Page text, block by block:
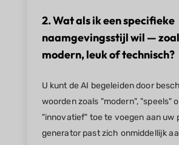
2. Wat als ik een specifieke
naamgevingsstijl wil —
modern, leuk of technisch?
U kunt de AI begeleiden door
woorden zoals "modern", "speels"
"innovatief" toe te voegen aan uw
generator past zich onmiddellijk